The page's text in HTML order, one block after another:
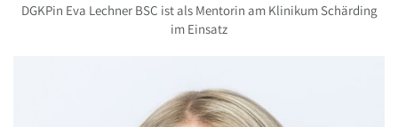
DGKPin Eva Lechner BSC ist als Mentorin am Klinikum Schärding
im Einsatz